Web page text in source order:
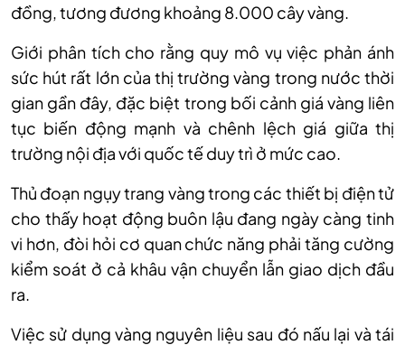
đồng, tương đương khoảng 8.000 cây vàng.
Giới phân tích cho rằng quy mô vụ việc phản ánh
sức hút rất lớn của thị trường vàng trong nước thời
gian gần đây, đặc biệt trong bối cảnh giá vàng liên
tục biến động mạnh và chênh lệch giá giữa thị
trường nội địa với quốc tế duy trì ở mức cao.
Thủ đoạn ngụy trang vàng trong các thiết bị điện tử
cho thấy hoạt động buôn lậu đang ngày càng tinh
vi hơn, đòi hỏi cơ quan chức năng phải tăng cường
kiểm soát ở cả khâu vận chuyển lẫn giao dịch đầu
ra.
Việc sử dụng vàng nguyên liệu sau đó nấu lại và tái